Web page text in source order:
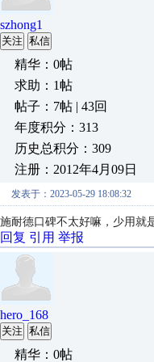
szhong1
关注 私信
精华：0帖
求助：1帖
帖子：7帖 | 43回
年度积分：313
历史总积分：309
注册：2012年4月09日
发表于：2023-05-29 18:08:32
施耐德口碑不太好嘛，少用就
回复 引用 举报
hero_168
关注 私信
精华：0帖